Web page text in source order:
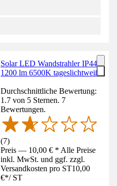
Solar LED Wandstrahler IP44
1200 lm 6500K tageslichtweiß
Durchschnittliche Bewertung:
1.7 von 5 Sternen. 7
Bewertungen.
(7)
Preis — 10,00 € * Alle Preise
inkl. MwSt. und ggf. zzgl.
Versandkosten pro ST10,00
€*/ ST